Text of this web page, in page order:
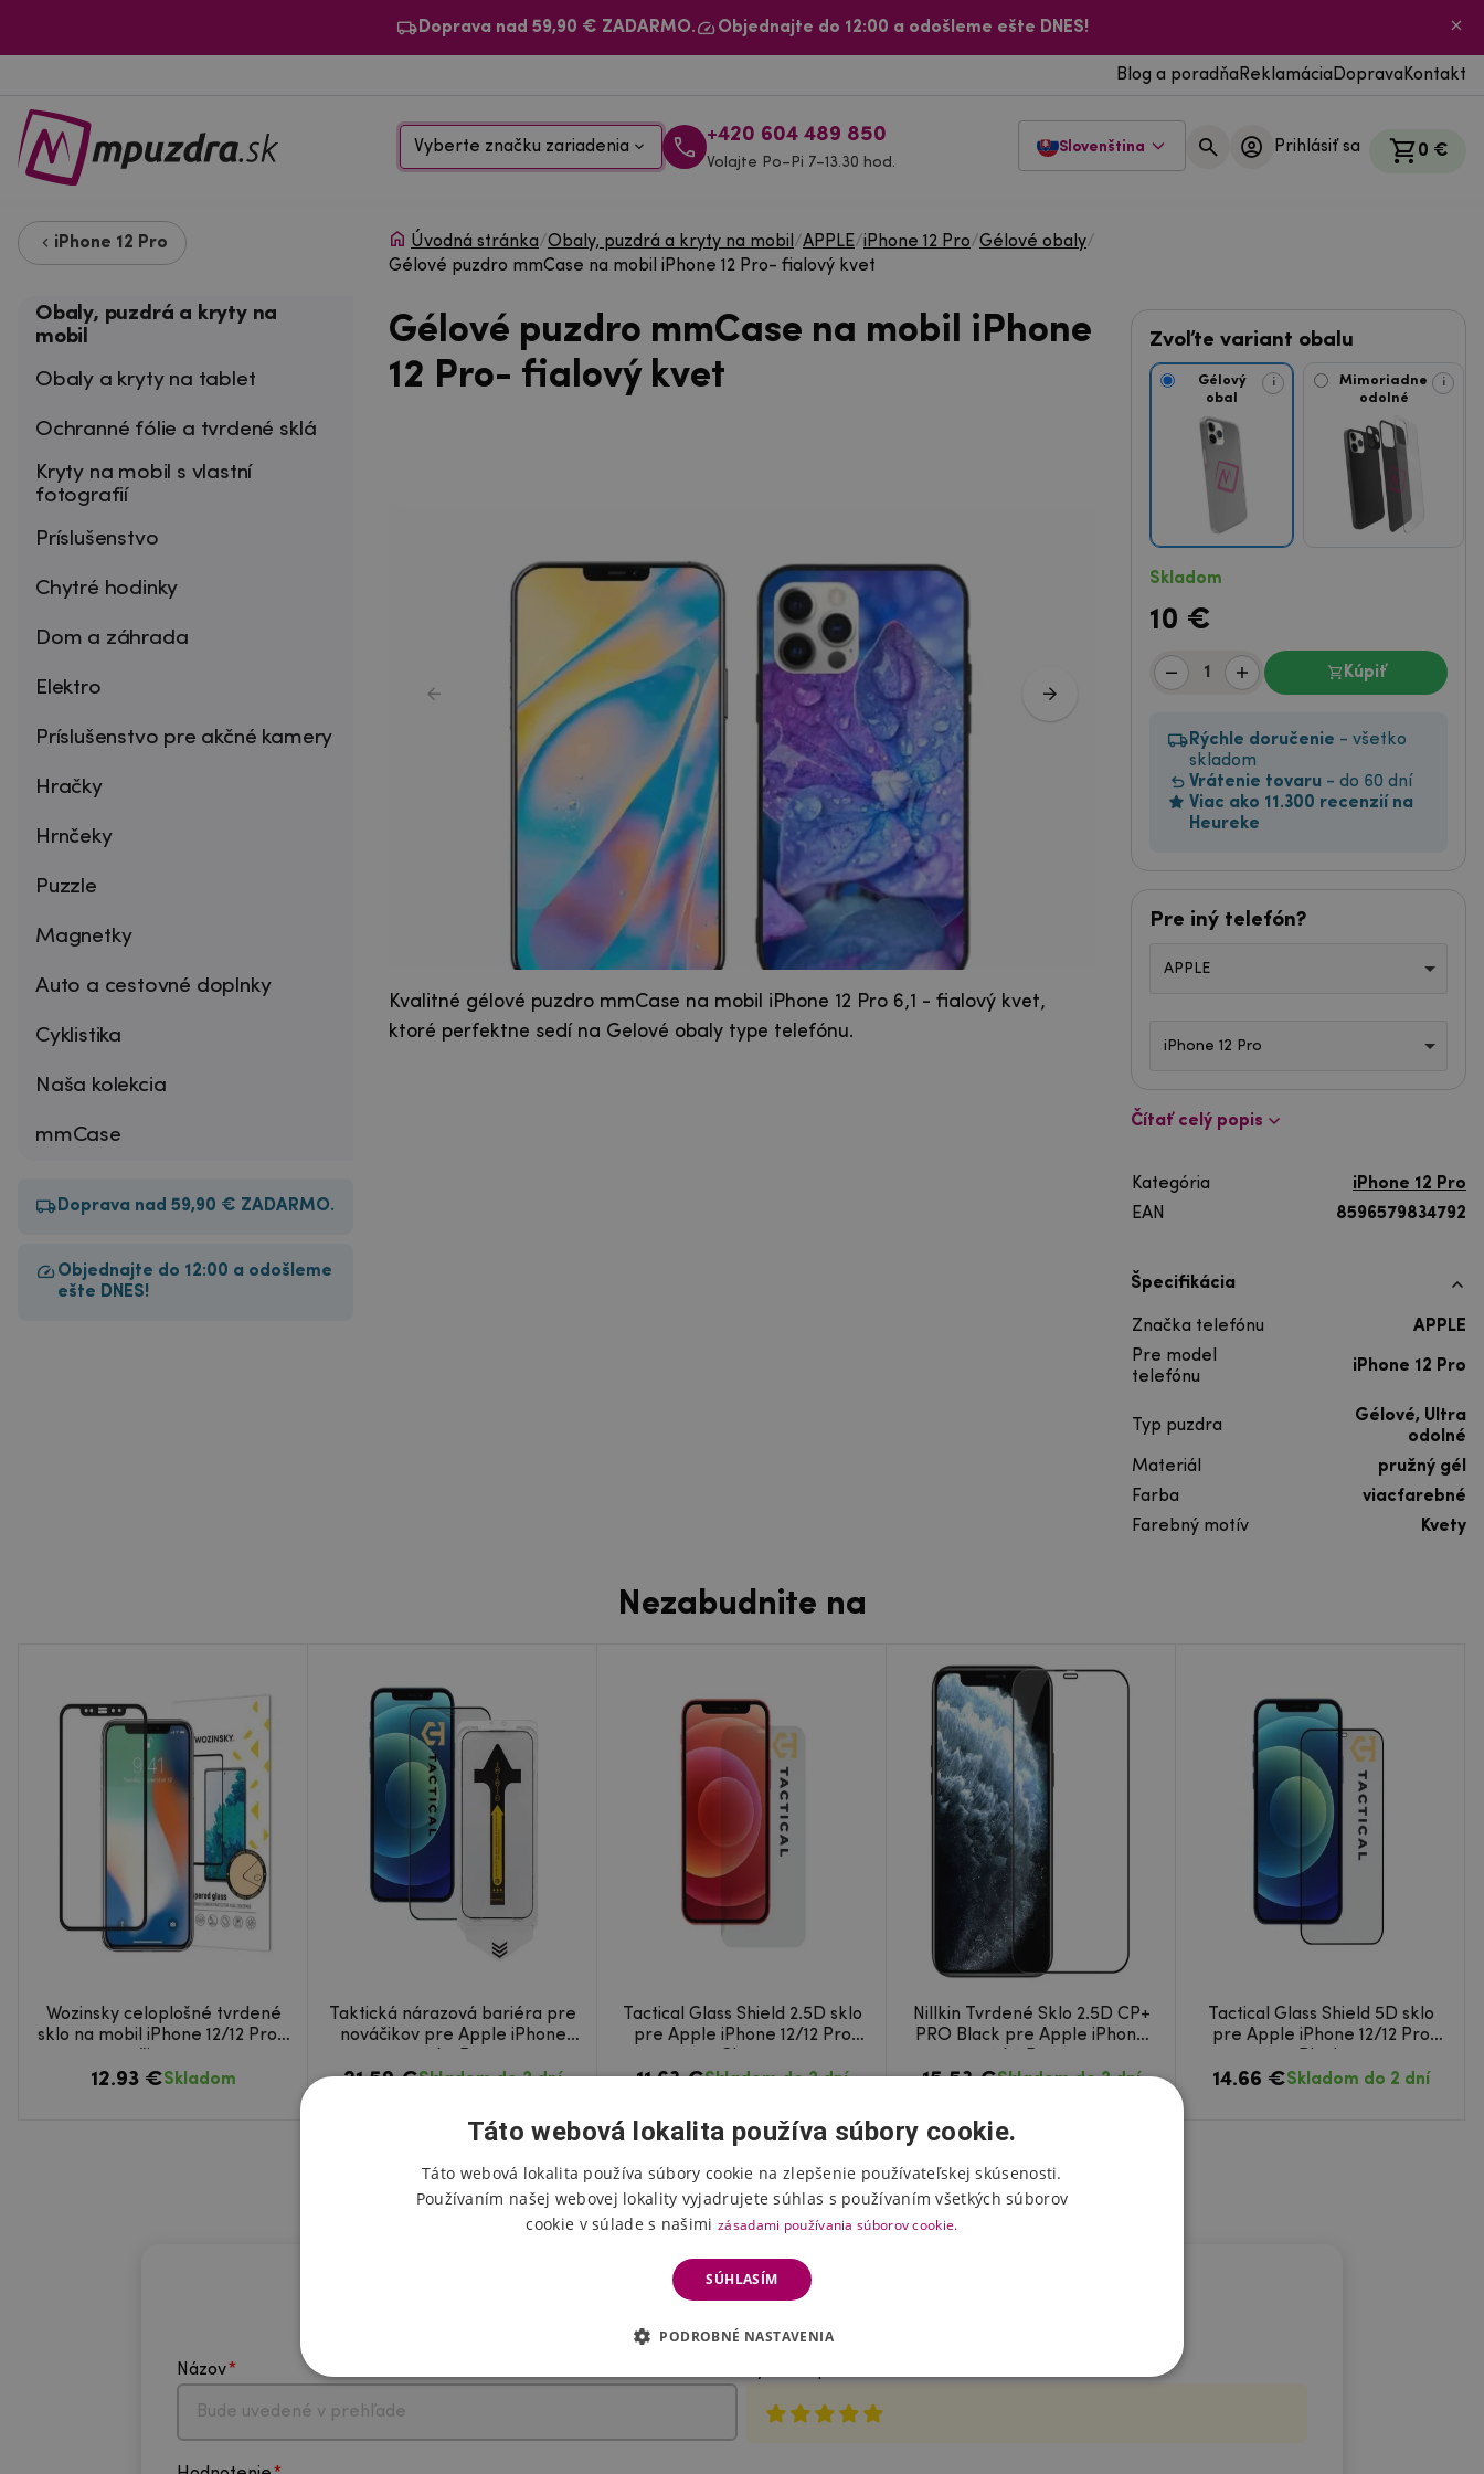
Doprava nad 59,90 € ZADARMO. Objednajte do 12:00 a odošleme ešte DNES!
Blog a poradňa Reklamácia Doprava Kontakt
Vyberte značku zariadenia
+420 604 489 850
Volajte Po–Pi 7–13.30 hod.
Slovenština Prihlásiť sa 0 €
iPhone 12 Pro
Obaly, puzdrá a kryty na
mobil
Obaly a kryty na tablet
Ochranné fólie a tvrdené sklá
Kryty na mobil s vlastní
fotografií
Príslušenstvo
Chytré hodinky
Dom a záhrada
Elektro
Príslušenstvo pre akčné kamery
Hračky
Hrnčeky
Puzzle
Magnetky
Auto a cestovné doplnky
Cyklistika
Naša kolekcia
mmCase
Doprava nad 59,90 € ZADARMO.
Objednajte do 12:00 a odošleme
ešte DNES!
Úvodná stránka/Obaly, puzdrá a kryty na mobil /APPLE/iPhone 12 Pro/Gélové obaly/
Gélové puzdro mmCase na mobil iPhone 12 Pro- fialový kvet
Gélové puzdro mmCase na mobil iPhone
12 Pro- fialový kvet
Kvalitné gélové puzdro mmCase na mobil iPhone 12 Pro 6,1 - fialový kvet,
ktoré perfektne sedí na Gelové obaly type telefónu.
Zvoľte variant obalu
Gélový
obal
i
Mimoriadne
odolné
i
Skladom
10 €
Kúpiť
Rýchle doručenie - všetko
skladom
Vrátenie tovaru - do 60 dní
Viac ako 11.300 recenzií na
Heureke
Pre iný telefón?
APPLE
iPhone 12 Pro
Čítať celý popis
Kategória
iPhone 12 Pro
EAN
8596579834792
Špecifikácia
Značka telefónu
APPLE
Pre model
telefónu
iPhone 12 Pro
Typ puzdra
Gélové, Ultra
odolné
Materiál
pružný gél
Farba
viacfarebné
Farebný motív
Kvety
Nezabudnite na
Wozinsky celoplošné tvrdené
sklo na mobil iPhone 12/12 Pro -
12.93 €Skladom
Taktická nárazová bariéra pre
nováčikov pre Apple iPhone
21.59 €Skladom do 2 dní
Tactical Glass Shield 2.5D sklo
pre Apple iPhone 12/12 Pro
11.63 €Skladom do 2 dní
Nillkin Tvrdené Sklo 2.5D CP+
PRO Black pre Apple iPhone
15.53 €Skladom do 2 dní
Tactical Glass Shield 5D sklo
pre Apple iPhone 12/12 Pro
14.66 €Skladom do 2 dní
Hodnotenie produktu
Názov
Táto webová lokalita používa súbory cookie.
Táto webová lokalita používa súbory cookie na zlepšenie používateľskej skúsenosti.
Používaním našej webovej lokality vyjadrujete súhlas s používaním všetkých súborov
cookie v súlade s našimi zásadami používania súborov cookie.
SÚHLASÍM
PODROBNÉ NASTAVENIA